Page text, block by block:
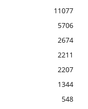
11077
5706
2674
2211
2207
1344
548